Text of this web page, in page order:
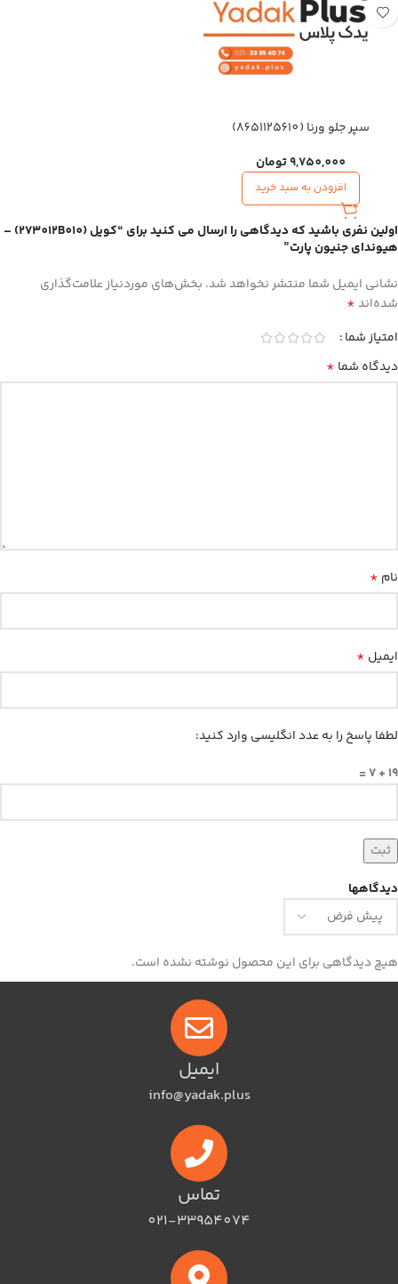
سپر جلو ورنا (8651125610)
9,750,000تومان
افزودن به سبد خرید
دیدگاهها
هیچ دیدگاهی برای این محصول نوشته نشده است.
اولین نفری باشید که دیدگاهی را ارسال می کنید برای “کویل (273012B010) –
هیوندای جنیون پارت”
نشانی ایمیل شما منتشر نخواهد شد. بخش‌های موردنیاز علامت‌گذاری
شده‌اند*
امتیاز شما
دیدگاه شما *
نام *
ایمیل *
لطفا پاسخ را به عدد انگلیسی وارد کنید:
19 + 7 =
ایمیل
info@yadak.plus
تماس
021-33954074